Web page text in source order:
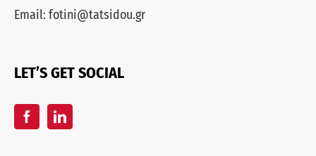
Email: fotini@tatsidou.gr
LET’S GET SOCIAL